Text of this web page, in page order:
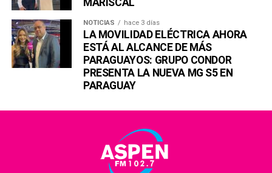
NOTICIAS hace 3 días
LA MOVILIDAD ELÉCTRICA AHORA
ESTÁ AL ALCANCE DE MÁS
PARAGUAYOS: GRUPO CONDOR
PRESENTA LA NUEVA MG S5 EN
PARAGUAY